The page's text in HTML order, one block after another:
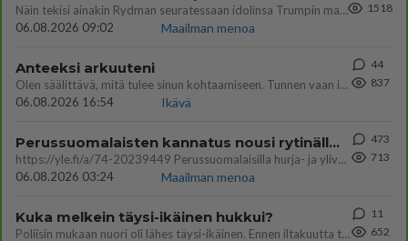
Näin tekisi ainakin Rydman seuratessaan idolinsa Trumpin mallia https://www.is.fi/politiikka/art-2000012187244.html
06.08.2026 09:02
Maailman menoa
1518
Anteeksi arkuuteni
Olen säälittävä, mitä tulee sinun kohtaamiseen. Tunnen vaan itseni todella epävarmaksi sun kanssa. Jos minun olisi pitän
06.08.2026 16:54
Ikävä
44
837
Perussuomalaisten kannatus nousi rytinällä Ylen tänään julkaisemassa tuoreimmassa gallup-kyselyssä.
https://yle.fi/a/74-20239449 Perussuomalaisilla hurja- ja ylivoimaisesti suurin nousu tässä uudessa Ylen gallupissa. Kyl
06.08.2026 03:24
Maailman menoa
473
713
Kuka melkein täysi-ikäinen hukkui?
Poliisin mukaan nuori oli lähes täysi-ikäinen. Ennen iltakuutta tulleen ilmoituksen mukaan ihminen oli joutunut mahdoll
11
652